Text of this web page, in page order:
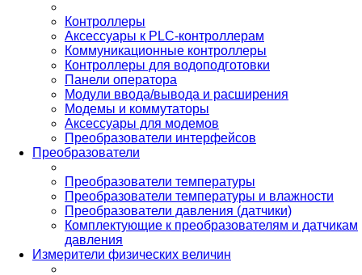
Контроллеры
Аксессуары к PLC-контроллерам
Коммуникационные контроллеры
Контроллеры для водоподготовки
Панели оператора
Модули ввода/вывода и расширения
Модемы и коммутаторы
Аксессуары для модемов
Преобразователи интерфейсов
Преобразователи
Преобразователи температуры
Преобразователи температуры и влажности
Преобразователи давления (датчики)
Комплектующие к преобразователям и датчикам
давления
Измерители физических величин